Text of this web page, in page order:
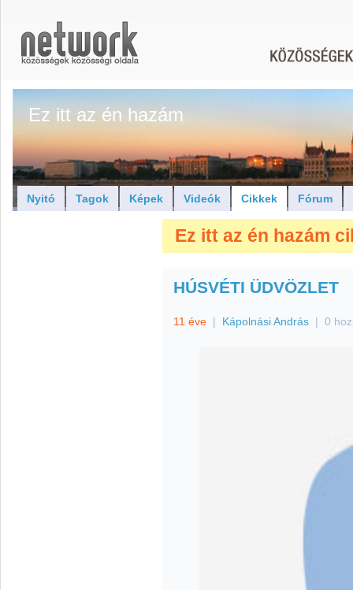
Ez itt az én hazám
Nyitó Tagok Képek Videók Cikkek Fórum
Ez itt az én hazám
HÚSVÉTI ÜDVÖZLET
11 éve | Kápolnási András | 0